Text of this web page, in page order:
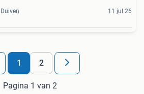
Duiven 11 jul 26
1 2
Pagina 1 van 2